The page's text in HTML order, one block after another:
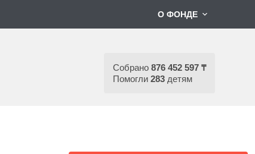
О ФОНДЕ
Собрано 876 452 597 ₸
Помогли 283 детям